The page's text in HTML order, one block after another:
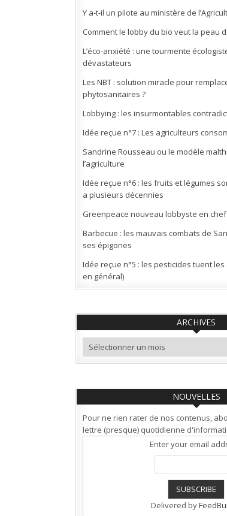
Y a-t-il un pilote au ministère de
Comment le lobby du bio veut la peau
L’éco-anxiété : une tourmente
dévastateurs
Les NBT : solution miracle pour
phytosanitaires ?
Lobbying : les insurmontables
Idée reçue n°7 : Les agriculteurs
Sandrine Rousseau ou le modèle
l’agriculture
Idée reçue n°6 : les fruits et légumes
a plusieurs décennies
Greenpeace nouveau lobbyste en
Barbecue : les mauvais combats de
ses épigones
Idée reçue n°5 : les pesticides tuent
en général)
ARCHIVES
Archives
NOUVELLES
Pour ne rien rater de nos contenus,
lettre (presque) quotidienne
Enter your email
Delivered by